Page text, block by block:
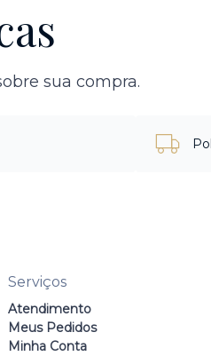
sua compra.
Serviços
Atendimento
Meus Pedidos
Minha Conta